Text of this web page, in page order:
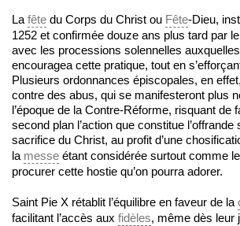
La fête du Corps du Christ ou Fête-Dieu,
1252 et confirmée douze ans plus tard par
avec les processions solennelles
encouragea cette pratique, tout en
Plusieurs ordonnances épiscopales, en
contre des abus, qui se manifesteront plus
l’époque de la Contre-Réforme, risquant de
second plan l’action que constitue
sacrifice du Christ, au profit d’une
la messe étant considérée surtout comme
procurer cette hostie qu’on pourra adorer.
Saint Pie X rétablit l’équilibre en faveur de la
facilitant l’accès aux fidèles, même dès leur